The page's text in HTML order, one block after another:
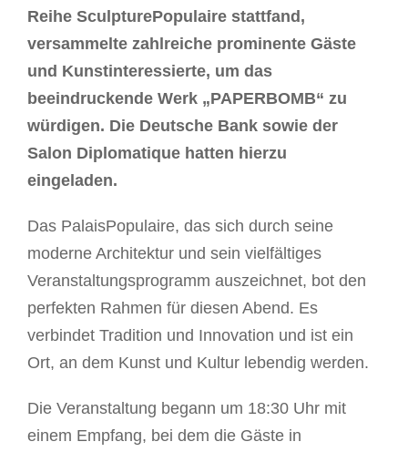
Reihe SculpturePopulaire stattfand,
versammelte zahlreiche prominente Gäste
und Kunstinteressierte, um das
beeindruckende Werk „PAPERBOMB“ zu
würdigen. Die Deutsche Bank sowie der
Salon Diplomatique hatten hierzu
eingeladen.
Das PalaisPopulaire, das sich durch seine
moderne Architektur und sein vielfältiges
Veranstaltungsprogramm auszeichnet, bot den
perfekten Rahmen für diesen Abend. Es
verbindet Tradition und Innovation und ist ein
Ort, an dem Kunst und Kultur lebendig werden.
Die Veranstaltung begann um 18:30 Uhr mit
einem Empfang, bei dem die Gäste in